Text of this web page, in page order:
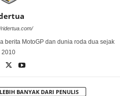
berita MotoGP dan dunia roda dua sejak
2010
LEBIH BANYAK DARI PENULIS